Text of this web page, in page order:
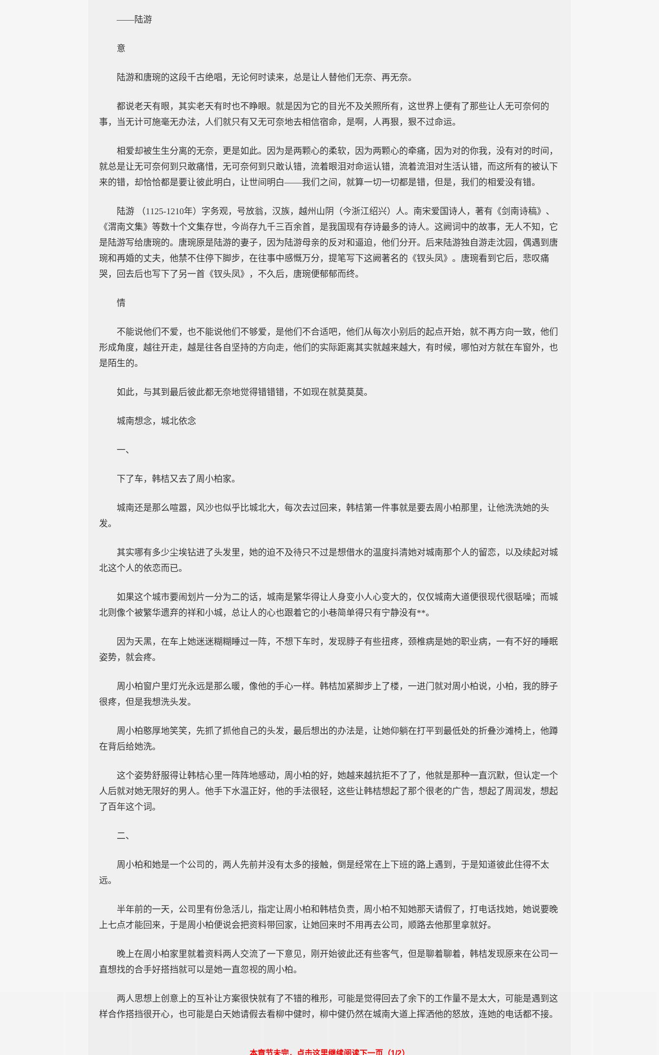
——陆游
意
陆游和唐琬的这段千古绝唱，无论何时读来，总是让人替他们无奈、再无奈。
都说老天有眼，其实老天有时也不睁眼。就是因为它的目光不及关照所有，这世界上便有了那些让人无可奈何的
事，当无计可施毫无办法，人们就只有又无可奈地去相信宿命，是啊，人再狠，狠不过命运。
相爱却被生生分离的无奈，更是如此。因为是两颗心的柔软，因为两颗心的牵痛，因为对的你我，没有对的时间，
就总是让无可奈何到只敢痛惜，无可奈何到只敢认错，流着眼泪对命运认错，流着流泪对生活认错，而这所有的被认下
来的错，却恰恰都是要让彼此明白，让世间明白——我们之间，就算一切一切都是错，但是，我们的相爱没有错。
陆游 （1125-1210年）字务观，号放翁，汉族，越州山阴（今浙江绍兴）人。南宋爱国诗人，著有《剑南诗稿》、
《渭南文集》等数十个文集存世，今尚存九千三百余首，是我国现有存诗最多的诗人。这阙词中的故事，无人不知，它
是陆游写给唐琬的。唐琬原是陆游的妻子，因为陆游母亲的反对和逼迫，他们分开。后来陆游独自游走沈园，偶遇到唐
琬和再婚的丈夫，他禁不住停下脚步，在往事中感慨万分，提笔写下这阙著名的《钗头凤》。唐琬看到它后，悲叹痛
哭，回去后也写下了另一首《钗头凤》，不久后，唐琬便郁郁而终。
情
不能说他们不爱，也不能说他们不够爱，是他们不合适吧，他们从每次小别后的起点开始，就不再方向一致，他们
形成角度，越往开走，越是往各自坚持的方向走，他们的实际距离其实就越来越大，有时候，哪怕对方就在车窗外，也
是陌生的。
如此，与其到最后彼此都无奈地觉得错错错，不如现在就莫莫莫。
城南想念，城北依念
一、
下了车，韩桔又去了周小柏家。
城南还是那么喧嚣，风沙也似乎比城北大，每次去过回来，韩桔第一件事就是要去周小柏那里，让他洗洗她的头
发。
其实哪有多少尘埃钻进了头发里，她的迫不及待只不过是想借水的温度抖清她对城南那个人的留恋，以及续起对城
北这个人的依恋而已。
如果这个城市要闹划片一分为二的话，城南是繁华得让人身变小人心变大的，仅仅城南大道便很现代很聒噪；而城
北则像个被繁华遗弃的祥和小城，总让人的心也跟着它的小巷简单得只有宁静没有**。
因为天黑，在车上她迷迷糊糊睡过一阵，不想下车时，发现脖子有些扭疼，颈椎病是她的职业病，一有不好的睡眠
姿势，就会疼。
周小柏窗户里灯光永远是那么暖，像他的手心一样。韩桔加紧脚步上了楼，一进门就对周小柏说，小柏，我的脖子
很疼，但是我想洗头发。
周小柏憨厚地笑笑，先抓了抓他自己的头发，最后想出的办法是，让她仰躺在打平到最低处的折叠沙滩椅上，他蹲
在背后给她洗。
这个姿势舒服得让韩桔心里一阵阵地感动，周小柏的好，她越来越抗拒不了了，他就是那种一直沉默，但认定一个
人后就对她无限好的男人。他手下水温正好，他的手法很轻，这些让韩桔想起了那个很老的广告，想起了周润发，想起
了百年这个词。
二、
周小柏和她是一个公司的，两人先前并没有太多的接触，倒是经常在上下班的路上遇到，于是知道彼此住得不太
远。
半年前的一天，公司里有份急活儿，指定让周小柏和韩桔负责，周小柏不知她那天请假了，打电话找她，她说要晚
上七点才能回来，于是周小柏便说会把资料带回家，让她回来时不用再去公司，顺路去他那里拿就好。
晚上在周小柏家里就着资料两人交流了一下意见，刚开始彼此还有些客气，但是聊着聊着，韩桔发现原来在公司一
直想找的合手好搭挡就可以是她一直忽视的周小柏。
两人思想上创意上的互补让方案很快就有了不错的稚形，可能是觉得回去了余下的工作量不是太大，可能是遇到这
样合作搭挡很开心，也可能是白天她请假去看柳中健时，柳中健仍然在城南大道上挥洒他的怒放，连她的电话都不接。
本章节未完，点击这里继续阅读下一页（1/2）